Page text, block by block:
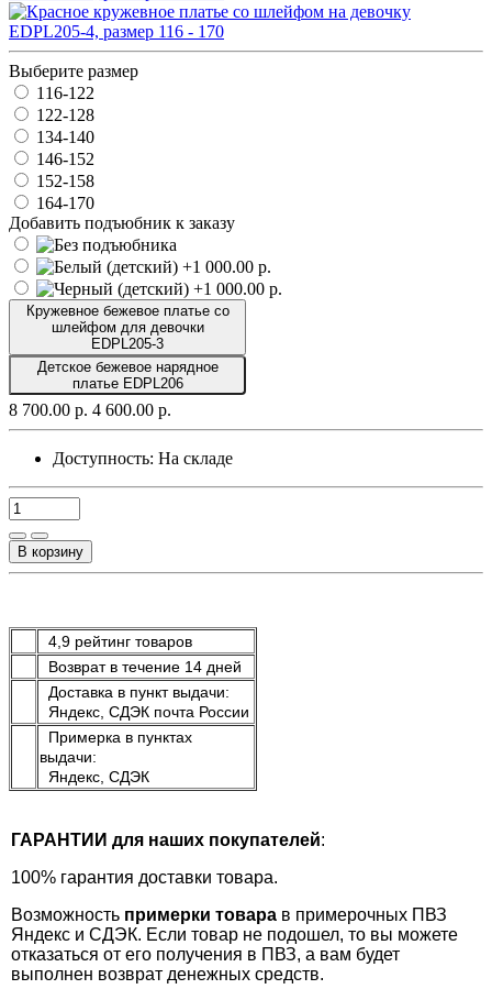
Выберите размер
116-122
122-128
134-140
146-152
152-158
164-170
Добавить подъюбник к заказу
Кружевное бежевое платье со
шлейфом для девочки
EDPL205-3
Детское бежевое нарядное
платье EDPL206
8 700.00 р. 4 600.00 р.
Доступность: На складе
В корзину
4,9 рейтинг товаров
Возврат в течение 14 дней
Доставка в пункт выдачи:
Яндекс, СДЭК почта России
Примерка в пунктах
выдачи:
Яндекс, СДЭК
ГАРАНТИИ для наших покупателей:
100% гарантия доставки товара.
Возможность примерки товара в примерочных ПВЗ
Яндекс и СДЭК. Если товар не подошел, то вы можете
отказаться от его получения в ПВЗ, а вам будет
выполнен возврат денежных средств.